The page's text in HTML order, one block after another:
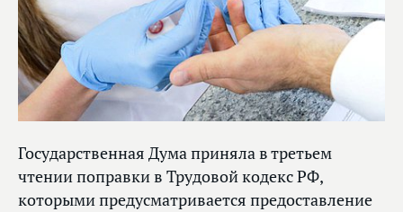
Государственная Дума приняла в третьем
чтении поправки в Трудовой кодекс РФ,
которыми предусматривается предоставление